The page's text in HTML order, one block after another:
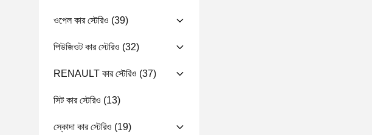
ওপেল কার স্টেরিও (39)
পিউজিওট কার স্টেরিও (32)
RENAULT কার স্টেরিও (37)
সিট কার স্টেরিও (13)
স্কোদা কার স্টেরিও (19)